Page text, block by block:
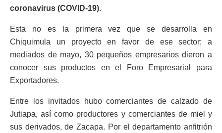
coronavirus (COVID-19).
Esta no es la primera vez que se desarrolla en
Chiquimula un proyecto en favor de ese sector; a
mediados de mayo, 30 pequeños empresarios dieron a
conocer sus productos en el Foro Empresarial para
Exportadores.
Entre los invitados hubo comerciantes de calzado de
Jutiapa, así como productores y comerciantes de miel y
sus derivados, de Zacapa. Por el departamento anfitrión